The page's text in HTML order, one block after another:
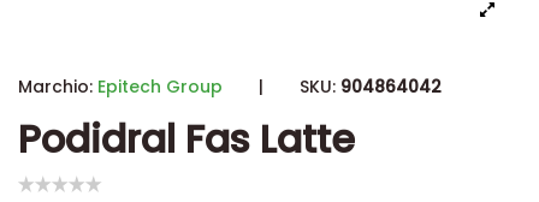
Marchio: Epitech Group | SKU: 904864042
Podidral Fas Latte